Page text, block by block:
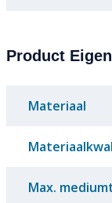
Product
Materiaal
Max.